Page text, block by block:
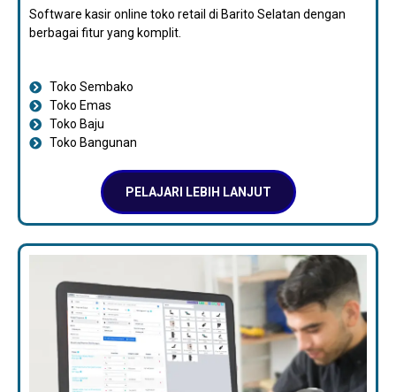
Software kasir online toko retail di Barito Selatan dengan
berbagai fitur yang komplit.
Toko Sembako
Toko Emas
Toko Baju
Toko Bangunan
PELAJARI LEBIH LANJUT